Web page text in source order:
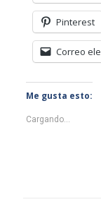
Pinterest
Correo
Me gusta esto:
Cargando...